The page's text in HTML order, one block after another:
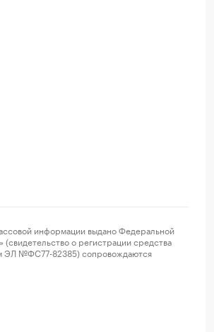
информации выдано Федеральной
о регистрации средства
ЭЛ №ФС77-82385) сопровождаются